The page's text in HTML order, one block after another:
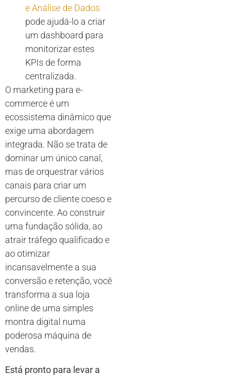
e Análise de Dados
pode ajudá-lo a criar
um dashboard para
monitorizar estes
KPIs de forma
centralizada.
O marketing para e-
commerce é um
ecossistema dinâmico que
exige uma abordagem
integrada. Não se trata de
dominar um único canal,
mas de orquestrar vários
canais para criar um
percurso de cliente coeso e
convincente. Ao construir
uma fundação sólida, ao
atrair tráfego qualificado e
ao otimizar
incansavelmente a sua
conversão e retenção, você
transforma a sua loja
online de uma simples
montra digital numa
poderosa máquina de
vendas.
Está pronto para levar a